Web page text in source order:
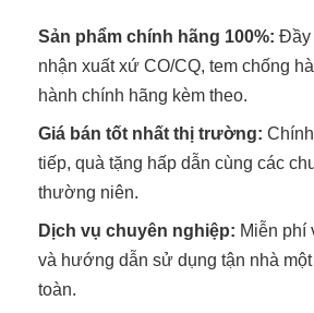
Sản phẩm chính hãng 100%: Đầy
nhận xuất xứ CO/CQ, tem chống
hành chính hãng kèm theo.
Giá bán tốt nhất thị trường:
tiếp, quà tặng hấp dẫn cùng các
thường niên.
Dịch vụ chuyên nghiệp: Miễn phí
và hướng dẫn sử dụng tận nhà
toàn.